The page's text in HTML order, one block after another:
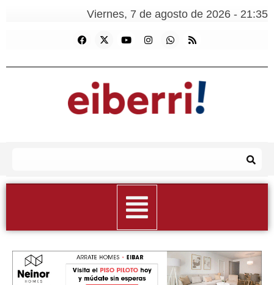
Viernes, 7 de agosto de 2026 - 21:35